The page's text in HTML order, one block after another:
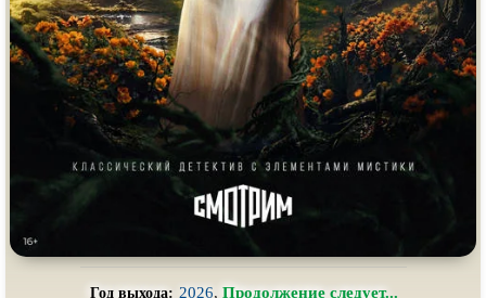
Про выживание Про гангстеров
Про гонки Про деревню
Про динозавров Про драконов
Про животных Про зомби
Про корабли и подводные
лодки
Про космос
Про маньяков исерийных
Про мафию
Год выхода: 2026, Продолжение следует...